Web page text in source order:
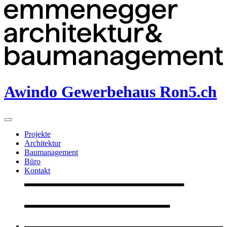
Awindo Gewerbehaus Ron5.ch
Projekte
Architektur
Baumanagement
Büro
Kontakt